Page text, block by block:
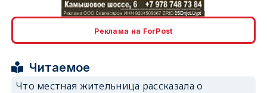
erid: 2SDnjcLUypt
Реклама на ForPost
Читаемое
Что местная жительница рассказала о